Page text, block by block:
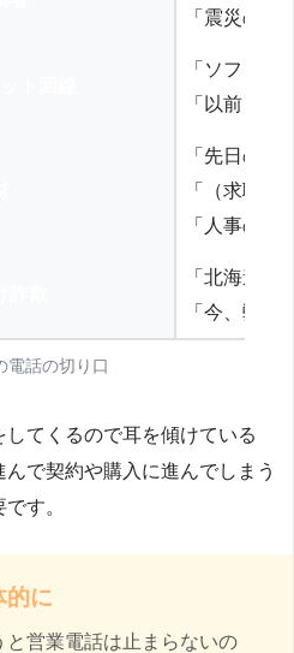
「震災の
「ソフト
「以前、
「先日の
「（求職
「人事の方
「北海道
「今、弊
電話の切り口
てくるので耳を傾けている
で契約や購入に進んでしまう
す。
的に
営業電話は止まらないの